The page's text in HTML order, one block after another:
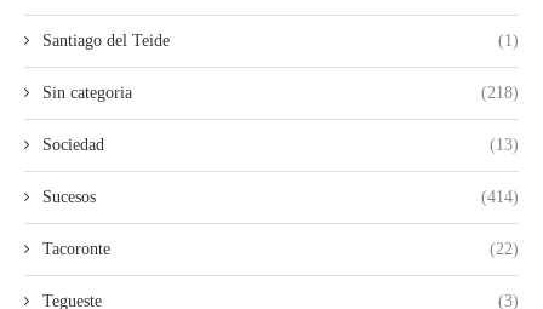
Santiago del Teide (1)
Sin categoria (218)
Sociedad (13)
Sucesos (414)
Tacoronte (22)
Tegueste (3)